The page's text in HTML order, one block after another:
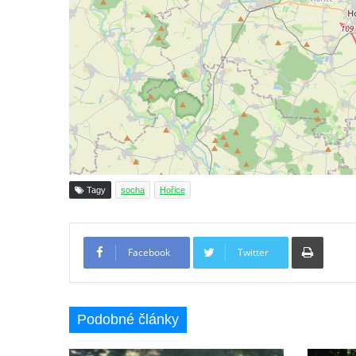
Sadech v Českých Budějovicích
Socha Mateřství v parku Na Sadech v
Českých Budějovicích
Památník Otokara Mokrého v parku Na
Sadech v Českých Budějovicích
Poslední dochovaný tramvajový sloup na
Pražské třídě v Českých Budějovicích
Socha Civilizovaní na Husově třídě v
Českých Budějovicích
Budějovicích
Socha svatého Vincence Ferrerského na
Tagy socha Hořice
Facebook Twitter
Podobné články